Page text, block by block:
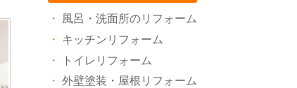
風呂・洗面所のリフォーム
キッチンリフォーム
トイレリフォーム
外壁塗装・屋根リフォーム